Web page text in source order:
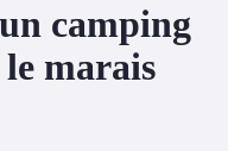
camping
le marais